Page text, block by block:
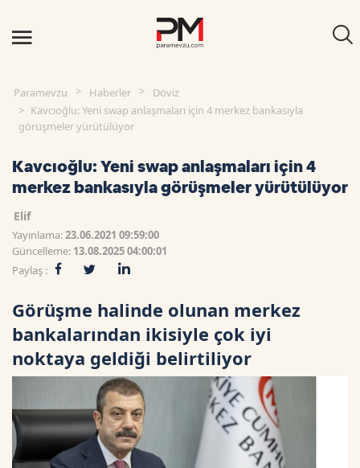
Paramevzu Haberler
Döviz
Kavcıoğlu: Yeni swap anlaşmaları için 4 merkez bankasıyla
görüşmeler yürütülüyor
Kavcıoğlu: Yeni swap anlaşmaları için 4
merkez bankasıyla görüşmeler yürütülüyor
Elif
Yayınlama:23.06.2021 09:59:00
Güncelleme: 13.08.2025 04:00:01
Paylaş :
Görüşme halinde olunan merkez
bankalarından ikisiyle çok iyi
noktaya geldiği belirtiliyor